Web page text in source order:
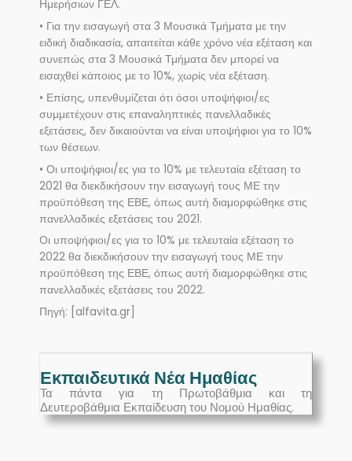
Ημερήσιων ΓΕΛ.
• Για την εισαγωγή στα 3 Μουσικά Τμήματα με την
ειδική διαδικασία, απαιτείται κάθε χρόνο νέα εξέταση και
συνεπώς στα 3 Μουσικά Τμήματα δεν μπορεί να
εισαχθεί κάποιος με το 10%, χωρίς νέα εξέταση.
• Επίσης, υπενθυμίζεται ότι όσοι υποψήφιοι/ες
συμμετέχουν στις επαναληπτικές πανελλαδικές
εξετάσεις, δεν δικαιούνται να είναι υποψήφιοι για το 10%
των θέσεων.
• Οι υποψήφιοι/ες για το 10% με τελευταία εξέταση το
2021 θα διεκδικήσουν την εισαγωγή τους ΜΕ την
προϋπόθεση της ΕΒΕ, όπως αυτή διαμορφώθηκε στις
πανελλαδικές εξετάσεις του 2021.
Οι υποψήφιοι/ες για το 10% με τελευταία εξέταση το
2022 θα διεκδικήσουν την εισαγωγή τους ΜΕ την
προϋπόθεση της ΕΒΕ, όπως αυτή διαμορφώθηκε στις
πανελλαδικές εξετάσεις του 2022.
Πηγή: [alfavita.gr]
Εκπαιδευτικά Νέα Ημαθίας
Τα πάντα για τη Πρωτοβάθμια και τη
Δευτεροβάθμια Εκπαίδευση του Νομού Ημαθίας.